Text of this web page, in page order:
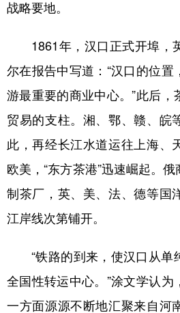
战略要地。
1861年，汉口正式开埠，
尔在报告中写道：“汉口的位置
游最重要的商业中心。”此后，
贸易的支柱。湘、鄂、赣、皖
此，再经长江水道运往上海、
欧美，“东方茶港”迅速崛起。
制茶厂，英、美、法、德等国
江岸线次第铺开。
“铁路的到来，使汉口从单
全国性转运中心。”涂文学认为
一方面源源不断地汇聚来自河